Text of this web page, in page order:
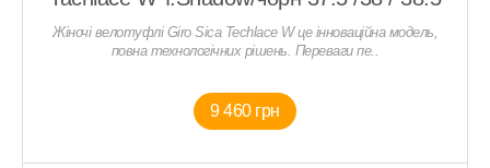
Жіночі велотуфлі Giro Sica Techlace W це інноваційна модель,
повна технологічних рішень. Переваги пе..
9 460 грн